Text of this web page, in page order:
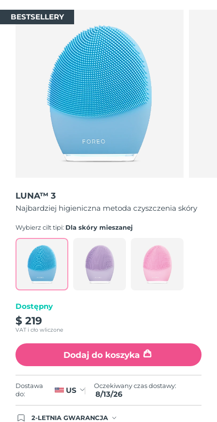
BESTSELLERY
LUNA™ 3
Najbardziej higieniczna metoda czyszczenia skóry
Wybierz cilt tipi: Dla skóry mieszanej
Dostępny
$ 219
VAT i cło wliczone
Dodaj do koszyka
Dostawa
do:
US Oczekiwany czas dostawy:
8/13/26
2-LETNIA GWARANCJA